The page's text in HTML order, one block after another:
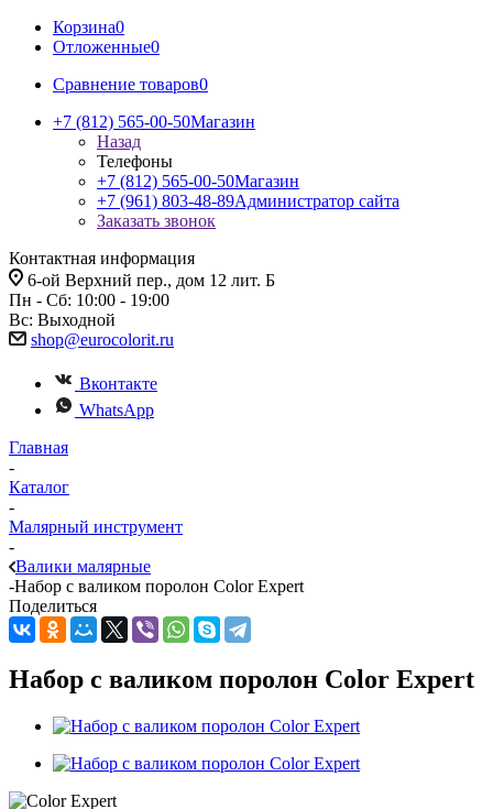
Корзина0
Отложенные0
Сравнение товаров0
+7 (812) 565-00-50Магазин
Назад
Телефоны
+7 (812) 565-00-50Магазин
+7 (961) 803-48-89Администратор сайта
Заказать звонок
Контактная информация
6-ой Верхний пер., дом 12 лит. Б
Пн - Сб: 10:00 - 19:00
Вс: Выходной
shop@eurocolorit.ru
Вконтакте
WhatsApp
Главная
-
Каталог
-
Малярный инструмент
-
Валики малярные
-Набор с валиком поролон Color Expert
Поделиться
Набор с валиком поролон Color Expert